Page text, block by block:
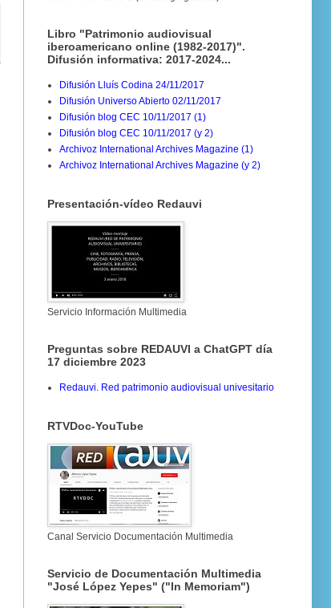
Libro "Patrimonio audiovisual
iberoamericano online (1982-2017)".
Difusión informativa: 2017-2024...
Difusión Lluís Codina 24/11/2017
Difusión Universo Abierto 02/11/2017
Difusión blog CEC 10/11/2017 (1)
Difusión blog CEC 10/11/2017 (y 2)
Archivoz International Archives Magazine (1)
Archivoz International Archives Magazine (y 2)
Presentación-vídeo Redauvi
Servicio Información Multimedia
Preguntas sobre REDAUVI a ChatGPT día
17 diciembre 2023
Redauvi. Red patrimonio audiovisual univesitario
RTVDoc-YouTube
Canal Servicio Documentación Multimedia
Servicio de Documentación Multimedia
"José López Yepes" ("In Memoriam")